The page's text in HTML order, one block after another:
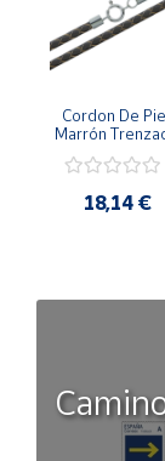
Cordon De
Marrón
Plata De 45Cm
18,14 €